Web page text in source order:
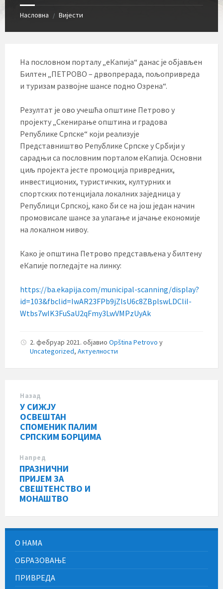
Насловна / Вијести
На пословном порталу „еКапија“ данас је објављен
Билтен „ПЕТРОВО – дрвопрерада, пољопривреда
и туризам развојне шансе подно Озрена“.
Резултат је ово учешћа општине Петрово у
пројекту „Скенирање општина и градова
Републике Српске“ који реализује
Представништво Републике Српске у Србији у
сарадњи са пословним порталом еКапија. Основни
циљ пројекта јесте промоција привредних,
инвестиционих, туристичких, културних и
спортских потенцијала локалних заједница у
Републици Српској, како би се на још један начин
промовисале шансе за улагање и јачање економије
на локалном нивоу.
Како је општина Петрово представљена у билтену
еКапије погледајте на линку:
https://ba.ekapija.com/municipal-scanning/display?
id=103&fbclid=IwAR23FPb9jZlsU6c8ZBplswLDCliI-
Wtbs7wIK3FuSaU2qFmy3LwVMPzUyAk
2. фебруар 2021. објавио Opština Petrovo у
Uncategorized, Актуелности
Назад
У СИЖЈУ
ОСВЕШТАН
СПОМЕНИК ПАЛИМ
СРПСКИМ БОРЦИМА
Напред
ПРАЗНИЧНИ
ПРИЈЕМ ЗА
СВЕШТЕНСТВО И
МОНАШТВО
О НАМА
ОБРАЗОВАЊЕ
ПРИВРЕДА